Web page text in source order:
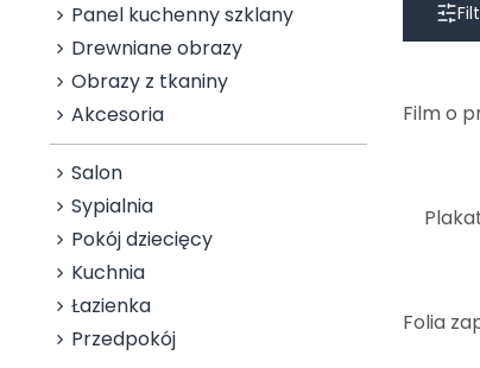
Panel kuchenny szklany
Drewniane obrazy
Obrazy z tkaniny
Akcesoria
Salon
Sypialnia
Pokój dziecięcy
Kuchnia
Łazienka
Przedpokój